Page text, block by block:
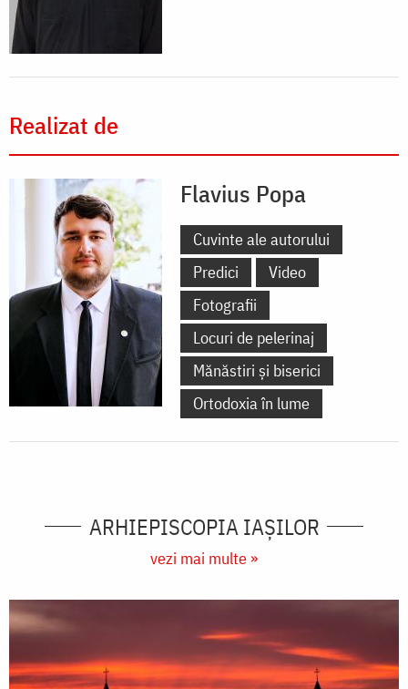
Realizat de
Flavius Popa
Cuvinte ale autorului
Predici
Video
Fotografii
Locuri de pelerinaj
Mănăstiri și biserici
Ortodoxia în lume
ARHIEPISCOPIA IAŞILOR
vezi mai multe »